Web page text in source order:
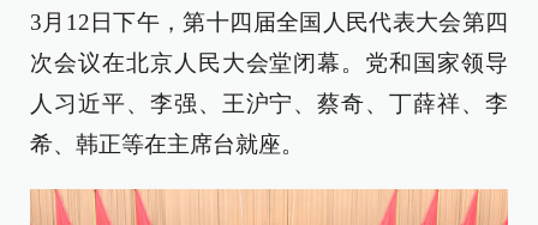
3月12日下午，第十四届全国人民代表大会第四
次会议在北京人民大会堂闭幕。党和国家领导
人习近平、李强、王沪宁、蔡奇、丁薛祥、李
希、韩正等在主席台就座。